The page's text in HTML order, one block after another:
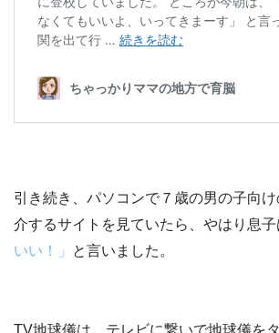
引き続き、パソコンで ７歳の男の子向
介するサイト を見ていたら、やはり息子
いい！」
と言いました。
TV地球儀は、テレビに繋いで地球儀を